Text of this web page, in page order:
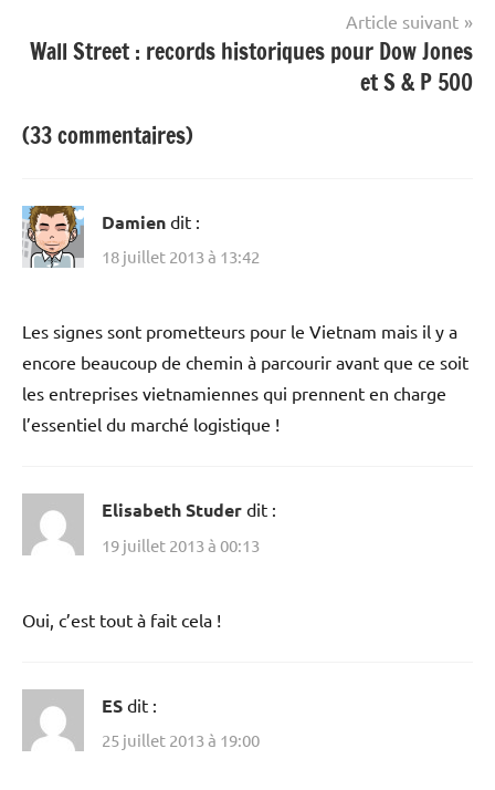
Article suivant
Wall Street : records historiques pour Dow Jones
et S & P 500
(33 commentaires)
Damien dit :
18 juillet 2013 à 13:42
Les signes sont prometteurs pour le Vietnam mais il y a
encore beaucoup de chemin à parcourir avant que ce soit
les entreprises vietnamiennes qui prennent en charge
l’essentiel du marché logistique !
Elisabeth Studer dit :
19 juillet 2013 à 00:13
Oui, c’est tout à fait cela !
ES dit :
25 juillet 2013 à 19:00